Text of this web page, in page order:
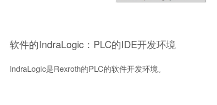
软件的IndraLogic：PLC的IDE开发环境
IndraLogic是Rexroth的PLC的软件开发环境。